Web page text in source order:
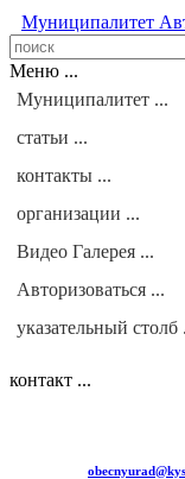
Муниципалитет
Меню ...
Муниципалитет ...
статьи ...
контакты ...
организации ...
Видео Галерея ...
Авторизоваться ...
указательный столб
контакт ...